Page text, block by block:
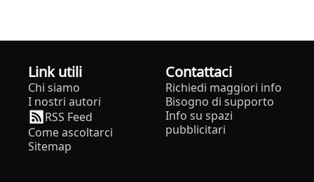
Link utili
Chi siamo
I nostri autori
RSS Feed
Come ascoltarci
Sitemap
Contattaci
Richiedi maggiori info
Bisogno di supporto
Info su spazi
pubblicitari